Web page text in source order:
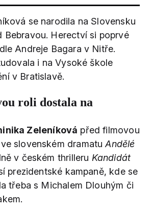
se narodila na Slovensku
Bebravou. Herectví si poprvé
Andreje Bagara v Nitře.
i na Vysoké škole
v Bratislavě.
roli dostala na
Zeleníková před filmovou
slovenském dramatuAndělé
v českém thrilleru Kandidát
prezidentské kampaně, kde se
třeba s Michalem Dlouhým či